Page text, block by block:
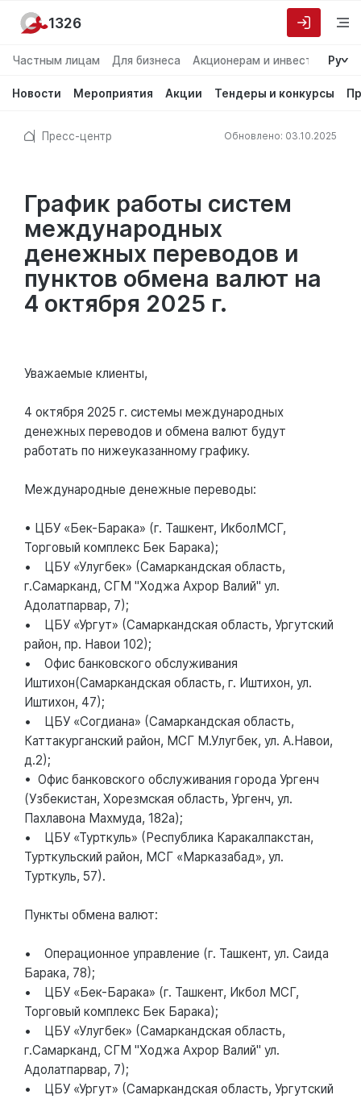
Частным лицам Для бизнеса Акционерам и инвесторам
Ру
Новости Мероприятия Акции Тендеры и конкурсы
1326
Пресс-центр Обновлено: 03.10.2025
График работы систем
международных
денежных переводов и
пунктов обмена валют на
4 октября 2025 г.
Уважаемые клиенты,
4 октября 2025 г. системы международных
денежных переводов и обмена валют будут
работать по нижеуказанному графику.
Международные денежные переводы:
• ЦБУ «Бек-Барака» (г. Ташкент, ИкболМСГ,
Торговый комплекс Бек Барака);
• ЦБУ «Улугбек» (Самаркандская область,
г.Самарканд, СГМ "Ходжа Ахрор Валий" ул.
Адолатпарвар, 7);
• ЦБУ «Ургут» (Самаркандская область, Ургутский
район, пр. Навои 102);
• Офис банковского обслуживания
Иштихон(Самаркандская область, г. Иштихон, ул.
Иштихон, 47);
• ЦБУ «Согдиана» (Самаркандская область,
Каттакурганский район, МСГ М.Улугбек, ул. А.Навои,
д.2);
• Офис банковского обслуживания города Ургенч
(Узбекистан, Хорезмская область, Ургенч, ул.
Пахлавона Махмуда, 182а);
• ЦБУ «Турткуль» (Республика Каракалпакстан,
Турткульский район, МСГ «Марказабад», ул.
Турткуль, 57).
Пункты обмена валют:
• Операционное управление (г. Ташкент, ул. Саида
Барака, 78);
• ЦБУ «Бек-Барака» (г. Ташкент, Икбол МСГ,
Торговый комплекс Бек Барака);
• ЦБУ «Улугбек» (Самаркандская область,
г.Самарканд, СГМ "Ходжа Ахрор Валий" ул.
Адолатпарвар, 7);
• ЦБУ «Ургут» (Самаркандская область, Ургутский